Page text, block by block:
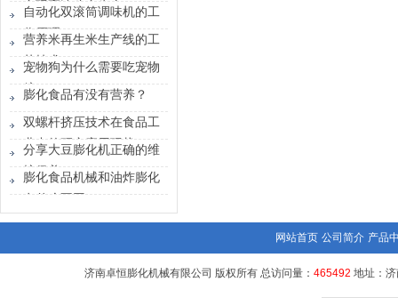
实现高速稳定生产？
自动化双滚筒调味机的工
作原理
营养米再生米生产线的工
艺技术
宠物狗为什么需要吃宠物
粮
膨化食品有没有营养？
双螺杆挤压技术在食品工
业中的研究应用现状
分享大豆膨化机正确的维
护保养
膨化食品机械和油炸膨化
有什么不同？
网站首页 公司简介 产品
济南卓恒膨化机械有限公司 版权所有 总访问量： 465492 地址：